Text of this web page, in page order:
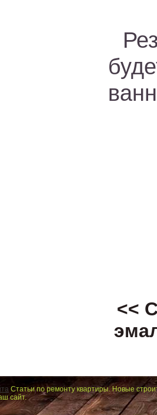
<<
Статьи по ремонту квартиры. Новые
сайт.